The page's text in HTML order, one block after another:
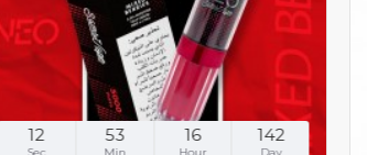
142
16
53
11